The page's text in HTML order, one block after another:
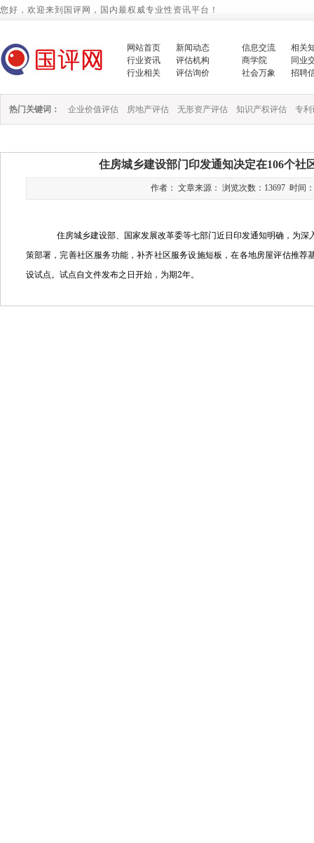
您好，欢迎来到国评网，国内最权威专业性资讯平台！
网站首页
新闻动态
行业资讯
评估机构
行业相关
评估询价
信息交流
相关
商学院
同业
社会万象
招聘
热门关键词： 企业价值评估 房地产评估 无形资产评估 知识产权评估 专利
住房城乡建设部门印发通知决定在106个社
作者： 文章来源： 浏览次数：13697 时间
住房城乡建设部、国家发展改革委等七部门近日印发通知明确，为深
策部署，完善社区服务功能，补齐社区服务设施短板，在各地房屋评估推荐
设试点。试点自文件发布之日开始，为期2年。